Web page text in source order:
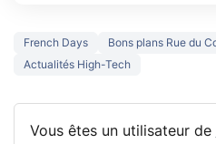
French Days
Bons plans Rue du
Actualités High-Tech
Vous êtes un utilisateur de